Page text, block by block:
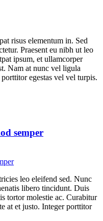
risus elementum in. Sed
Praesent eu nibh ut leo
ipsum, et ullamcorper
Nam at nunc vel ligula
egestas vel vel turpis.
semper
leo eleifend sed. Nunc
libero tincidunt. Duis
tortor molestie ac. Curabitur
at et justo. Integer porttitor